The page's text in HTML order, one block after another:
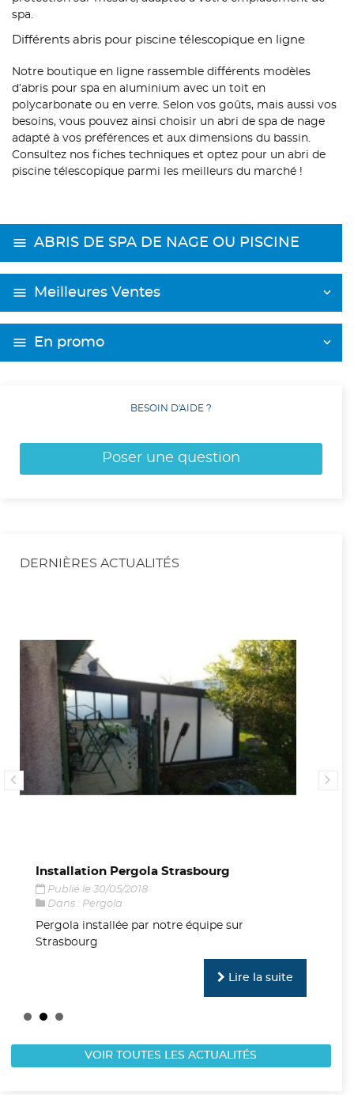
ABRIS DE SPA DE NAGE OU PISCINE
Meilleures Ventes
En promo
BESOIN D'AIDE ?
Poser une question
DERNIÈRES ACTUALITÉS
Installation Pergola Strasbourg
Publié le 30/05/2018
Dans : Pergola
Pergola installée par notre équipe sur
Strasbourg
Lire la suite
VOIR TOUTES LES ACTUALITÉS
spa.
Différents abris pour piscine télescopique en ligne
Notre boutique en ligne rassemble différents modèles
d’abris pour spa en aluminium avec un toit en
polycarbonate ou en verre. Selon vos goûts, mais aussi vos
besoins, vous pouvez ainsi choisir un abri de spa de nage
adapté à vos préférences et aux dimensions du bassin.
Consultez nos fiches techniques et optez pour un abri de
piscine télescopique parmi les meilleurs du marché !